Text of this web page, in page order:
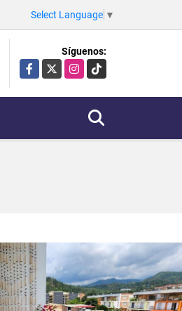
Select Language ▼
Síguenos:
Facebook
X Instagram
TikTok